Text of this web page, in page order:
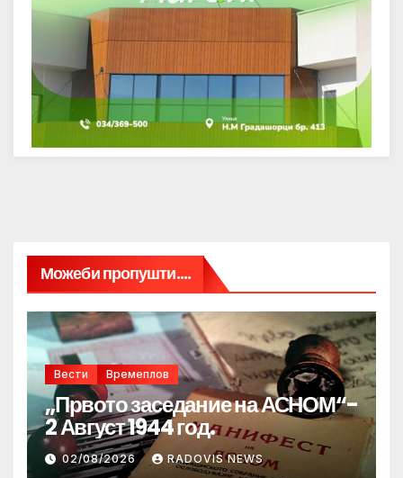
Можеби пропушти....
Вести Времеплов
„Првото заседание на АСНОМ“-
2 Август 1944 год.
02/08/2026 RADOVIS NEWS